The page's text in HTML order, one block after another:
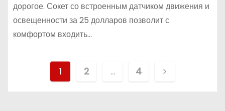
дорогое. Сокет со встроенным датчиком движения и
освещенности за 25 долларов позволит с
комфортом входить…
1 2 … 4